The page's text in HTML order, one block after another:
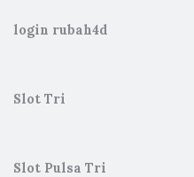
login rubah4d
Slot Tri
Slot Pulsa Tri